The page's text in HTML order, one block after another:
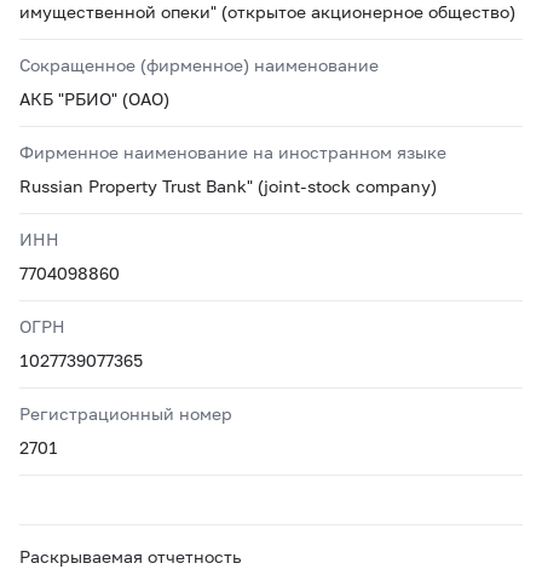
имущественной опеки" (открытое акционерное общество)
Сокращенное (фирменное) наименование
АКБ "РБИО" (ОАО)
Фирменное наименование на иностранном языке
Russian Property Trust Bank" (joint-stock company)
ИНН
7704098860
ОГРН
1027739077365
Регистрационный номер
2701
Раскрываемая отчетность